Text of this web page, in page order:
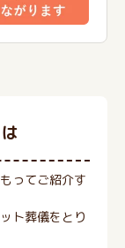
ってご紹介す
ト葬儀をとり